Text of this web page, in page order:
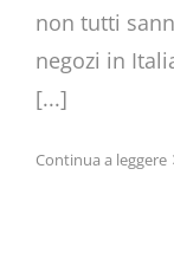
non tutti
negozi in
[...]
Continua a leggere